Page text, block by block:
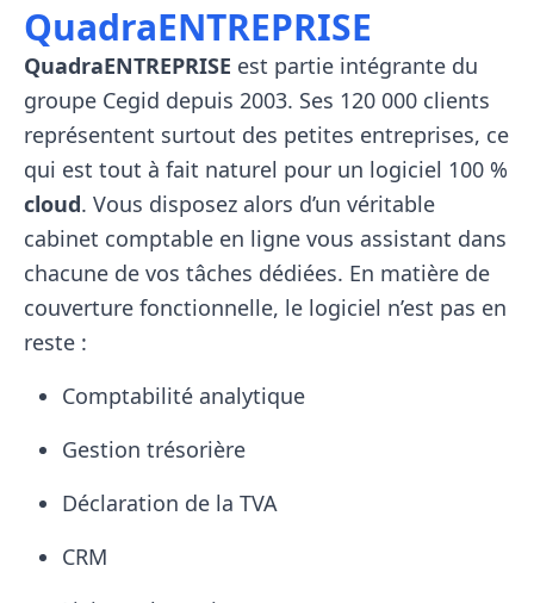
QuadraENTREPRISE
QuadraENTREPRISE est partie intégrante du
groupe Cegid depuis 2003. Ses 120 000 clients
représentent surtout des petites entreprises, ce
qui est tout à fait naturel pour un logiciel 100 %
cloud. Vous disposez alors d’un véritable
cabinet comptable en ligne vous assistant dans
chacune de vos tâches dédiées. En matière de
couverture fonctionnelle, le logiciel n’est pas en
reste :
Comptabilité analytique
Gestion trésorière
Déclaration de la TVA
CRM